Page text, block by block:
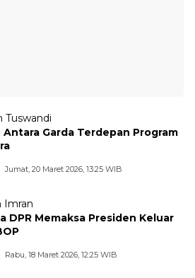
Tuswandi
Antara Garda Terdepan Program
Jumat, 20 Maret 2026, 13:25 WIB
Imran
DPR Memaksa Presiden Keluar
Rabu, 18 Maret 2026, 12:25 WIB